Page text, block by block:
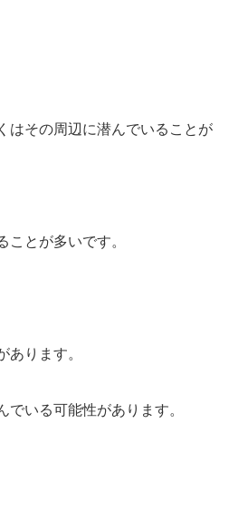
はその周辺に潜んでいることが
とが多いです。
ります。
いる可能性があります。